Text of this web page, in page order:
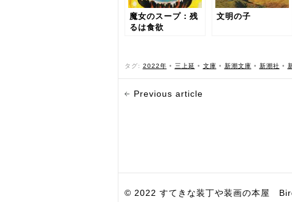
魔女のスープ：残
るは食欲
文明の子
タグ: 2022年 • 三上延 • 文庫 • 新潮文庫 • 新潮社 •
Previous article
© 2022 すてきな装丁や装画の本屋